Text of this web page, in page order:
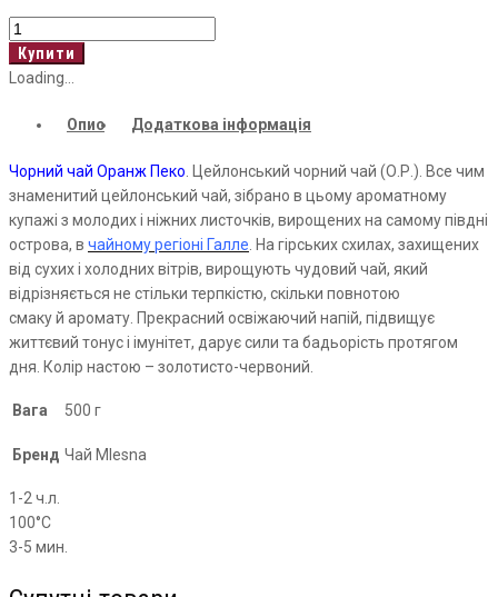
Orange
Pekoe
кількість
Купити
Loading...
Опис Додаткова інформація
Чорний чай Оранж Пеко. Цейлонський чорний чай (О.Р.). Все чим
знаменитий цейлонський чай, зібрано в цьому ароматному
купажі з молодих і ніжних листочків, вирощених на самому півдні
острова, в чайному регіоні Галле. На гірських схилах, захищених
від сухих і холодних вітрів, вирощують чудовий чай, який
відрізняється не стільки терпкістю, скільки повнотою
смаку й аромату. Прекрасний освіжаючий напій, підвищує
життєвий тонус і імунітет, дарує сили та бадьорість протягом
дня. Колір настою – золотисто-червоний.
Вага 500 г
Бренд Чай Mlesna
1-2 ч.л.
100°С
3-5 мин.